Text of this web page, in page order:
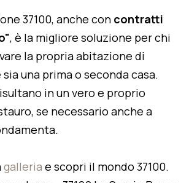
37100, anche con contratti
, è la migliore soluzione per chi
la propria abitazione di
una prima o seconda casa.
in un vero e proprio
se necessario anche a
galleria e scopri il mondo 37100.